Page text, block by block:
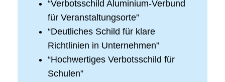
“Verbotsschild Aluminium-Verbund
für Veranstaltungsorte”
“Deutliches Schild für klare
Richtlinien in Unternehmen”
“Hochwertiges Verbotsschild für
Schulen”